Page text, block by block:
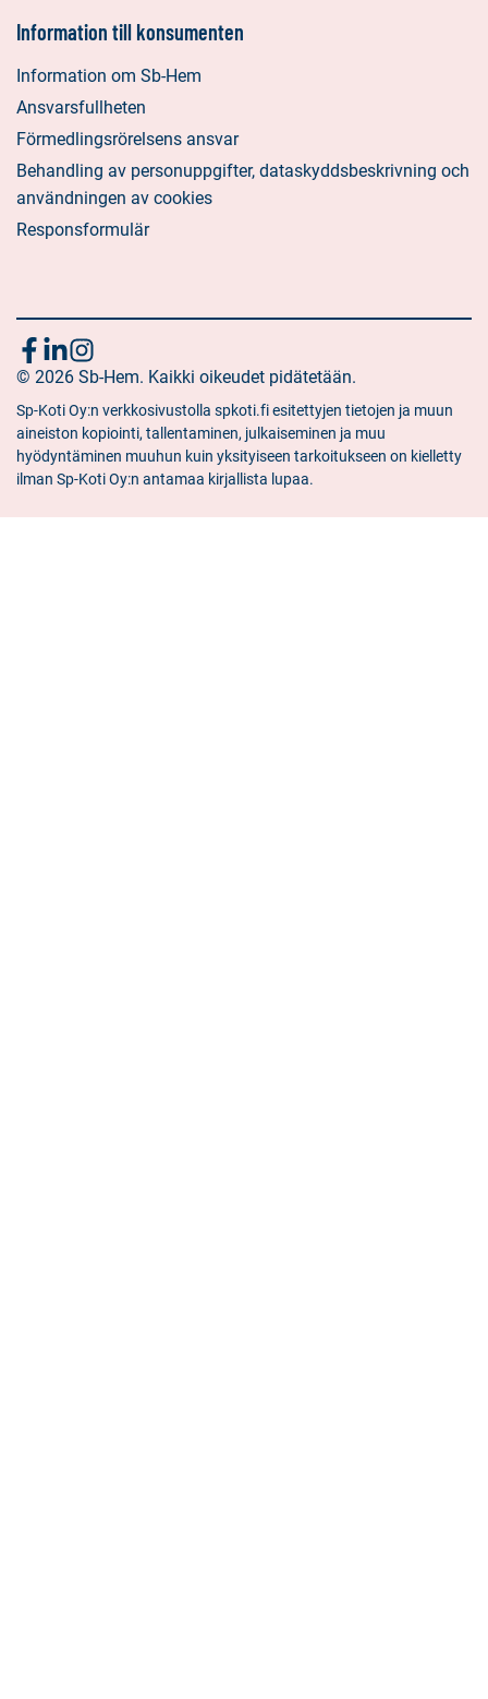
Information till konsumenten
Information om Sb-Hem
Ansvarsfullheten
Förmedlingsrörelsens ansvar
Behandling av personuppgifter, dataskyddsbeskrivning och
användningen av cookies
Responsformulär
Följ
oss
Sociala
media:
facebook
Sociala
media:
linkedin
Sociala
media:
instagram
© 2026 Sb-Hem. Kaikki oikeudet pidätetään.
Sp-Koti Oy:n verkkosivustolla spkoti.fi esitettyjen tietojen ja muun
aineiston kopiointi, tallentaminen, julkaiseminen ja muu
hyödyntäminen muuhun kuin yksityiseen tarkoitukseen on kielletty
ilman Sp-Koti Oy:n antamaa kirjallista lupaa.